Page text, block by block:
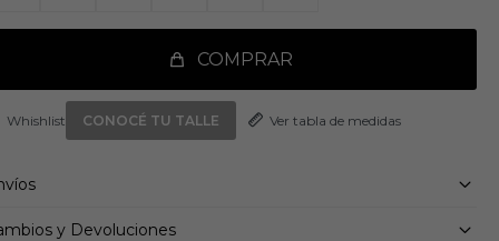
de caucho
256 g (Talla PE 38,5)
al menos un 20 % de material reciclado
COMPRAR
CONOCÉ TU TALLE Ver tabla de medidas
y Devoluciones